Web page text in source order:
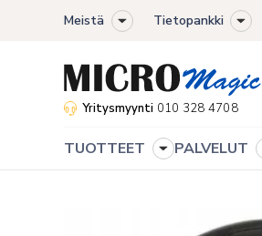
Meistä
Toggle
menu
Tietopankki
Yritysmyynti 010 328 4708
TUOTTEET
Toggle
PALVELUT